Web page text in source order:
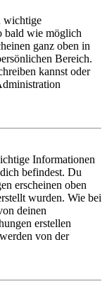
wichtige
bald wie möglich
ganz oben in
Bereich.
kannst oder
Informationen
befindest. Du
erscheinen oben
wurden. Wie bei
deinen
erstellen
von der